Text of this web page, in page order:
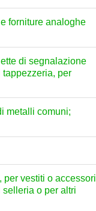
forniture analoghe
di segnalazione
per
metalli comuni;
per vestiti o accessori
o per altri